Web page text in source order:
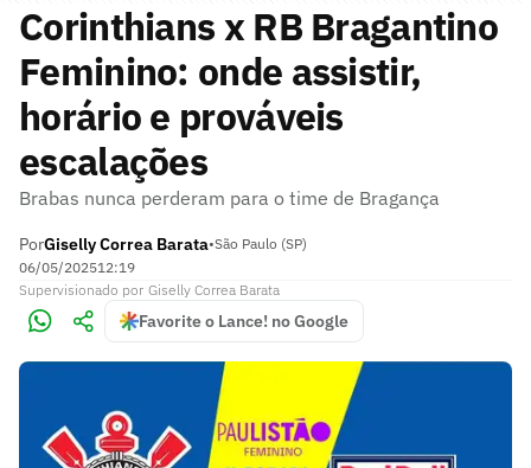
Corinthians x RB Bragantino
Feminino: onde assistir,
horário e prováveis
escalações
Brabas nunca perderam para o time de Bragança
PorGiselly Correa Barata•São Paulo (SP)
06/05/202512:19
Supervisionado por Giselly Correa Barata
Favorite o Lance! no Google